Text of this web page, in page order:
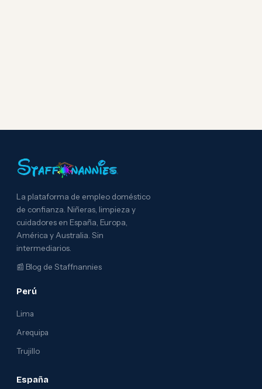
La plataforma de empleo doméstico
de confianza. Niñeras, limpieza y
cuidadores en España, Europa,
América y Australia. Sin
intermediarios.
📰 Blog de Staffnannies
Perú
Lima
Arequipa
Trujillo
España